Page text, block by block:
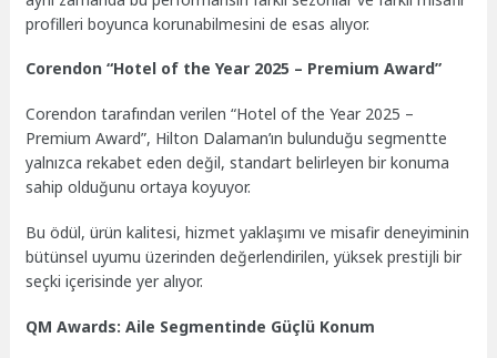
profilleri boyunca korunabilmesini de esas alıyor.
Corendon “Hotel of the Year 2025 – Premium Award”
Corendon tarafından verilen “Hotel of the Year 2025 –
Premium Award”, Hilton Dalaman’ın bulunduğu segmentte
yalnızca rekabet eden değil, standart belirleyen bir konuma
sahip olduğunu ortaya koyuyor.
Bu ödül, ürün kalitesi, hizmet yaklaşımı ve misafir deneyiminin
bütünsel uyumu üzerinden değerlendirilen, yüksek prestijli bir
seçki içerisinde yer alıyor.
QM Awards: Aile Segmentinde Güçlü Konum